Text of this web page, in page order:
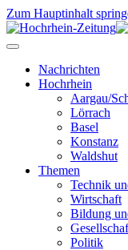
Zum Hauptinhalt
Nachrichten
Hochrhein
Aargau/
Lörrach
Basel
Konstanz
Waldshut
Themen
Technik
Wirtschaft
Bildung
Politik